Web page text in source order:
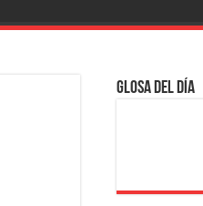
Glosa del Día